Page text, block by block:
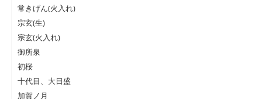
常きげん(火入れ)
宗玄(生)
宗玄(火入れ)
御所泉
初桜
十代目、大日盛
加賀ノ月